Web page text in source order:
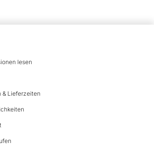
lesen
& Lieferzeiten